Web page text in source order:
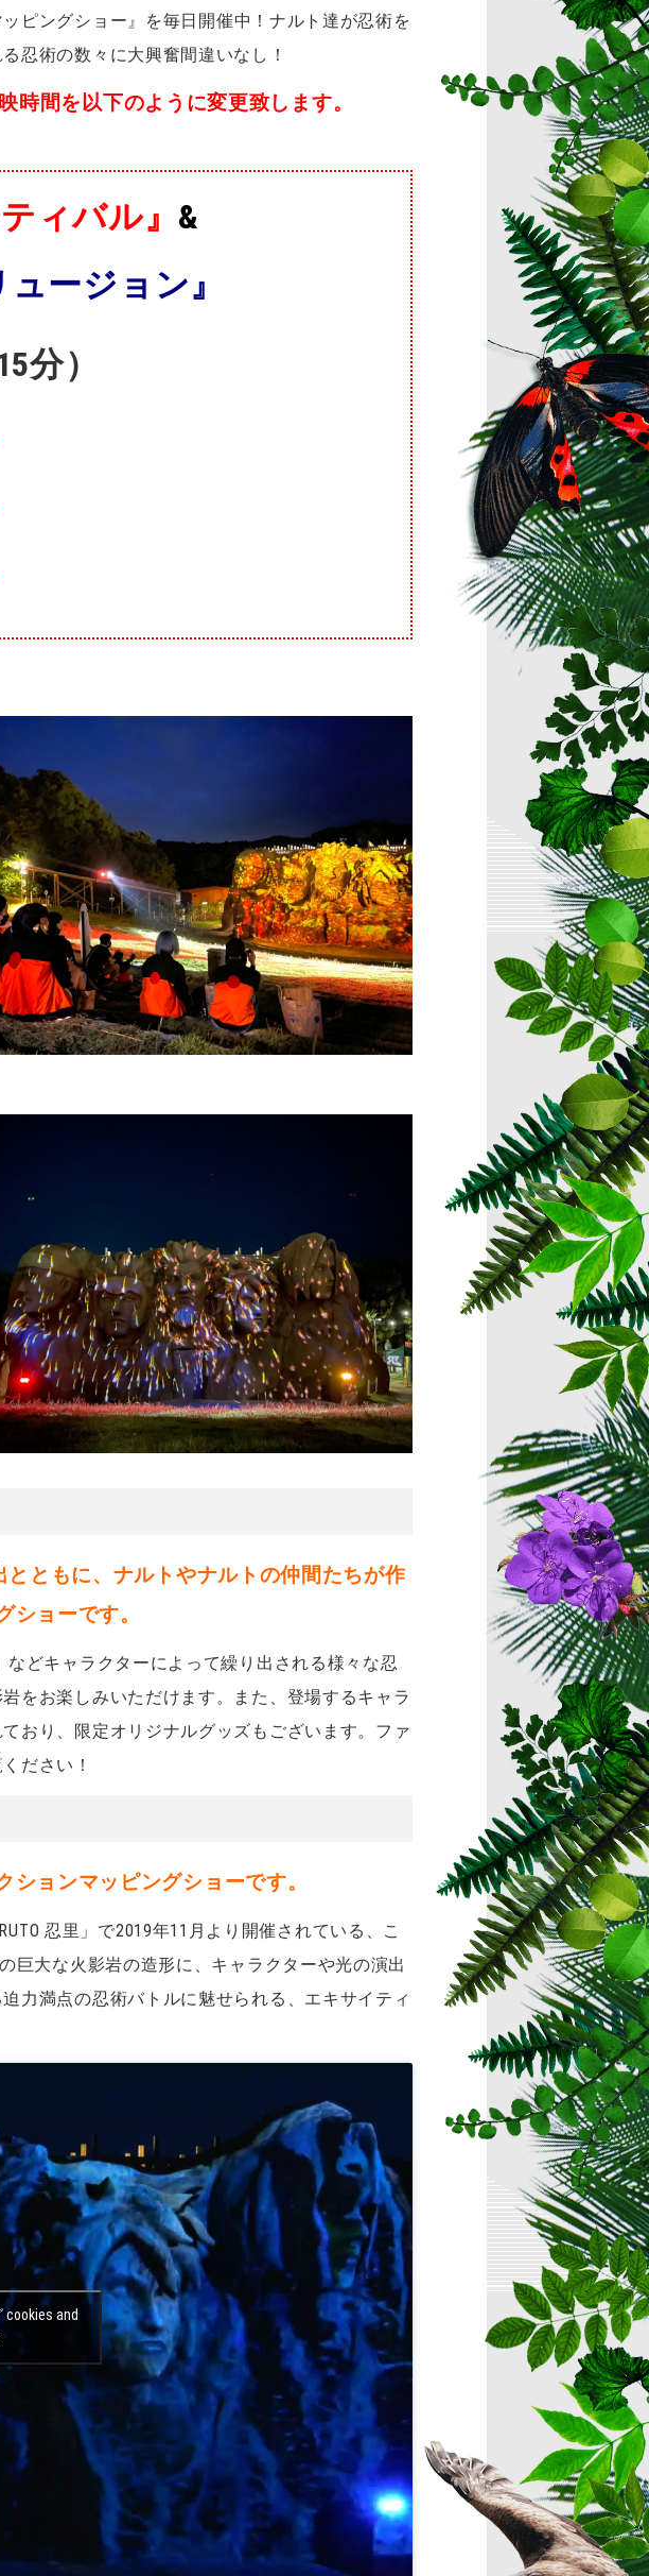
ピングショー』
を毎日開催中！ナルト達が忍術を
忍術の数々に大興奮間違いなし！
時間を以下のように変更致します。
ィバル』 &
ージョン』
分）
ともに、ナルトやナルトの仲間たちが作
ョーです。
などキャラクターによって繰り出される様々な忍
をお楽しみいただけます。また、登場するキャラ
おり、限定オリジナルグッズもございます。 ファ
ださい！
ョンマッピングショーです。
忍里」で2019年11月より開催されている、こ
巨大な火影岩の造形に、キャラクターや光の演出
力満点の忍術バトルに魅せられる、エキサイティ
and